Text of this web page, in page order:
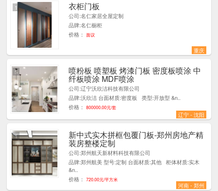
衣柜门板
公司:名仁家居全屋定制
品牌:名仁橱柜
价格：
面议
重庆
1
喷粉板 喷塑板 烤漆门板 密度板喷涂 中
纤板喷涂 MDF喷涂
公司:辽宁沃欣洁科技有限公司
品牌:沃欣洁 台面材质:密度板 类型:开放型 &n..
价格：
800000.00元/套
辽宁 - 沈阳
5
新中式实木拼框包覆门板-郑州房地产精
装房整楼定制
公司:郑州航天新材料科技有限公司
品牌:郑州航美 型号:定制 台面材质:其他 柜体材质:实木
&n..
价格：
720.00元/平方米
河南 - 郑州
1